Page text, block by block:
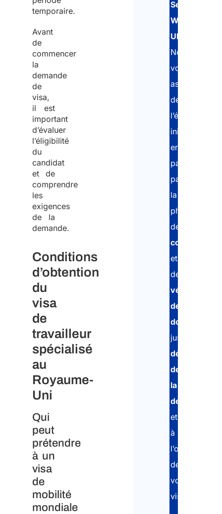
temporaire.
Avant
de
commencer
la
demande
de
visa,
il est
important
d’évaluer
l’éligibilité
du
candidat
et de
comprendre
les
exigences
de la
demande.
Conditions
d’obtention
du
visa
de
travailleur
spécialisé
au
Royaume-
Uni
Qui
peut
prétendre
à un
visa
de
mobilité
mondiale
Senior
Worker
UK
Nous
vous
assistons
depuis
l’évaluation
initiale,
en
passant
par
la
phase
de
collecte
et
de
vérification
des
documents
jusqu’au
dépôt
de
la
demande
et
à
l’obtention
de
votre
visa.